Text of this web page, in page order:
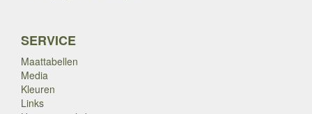
SERVICE
Maattabellen
Media
Kleuren
Links